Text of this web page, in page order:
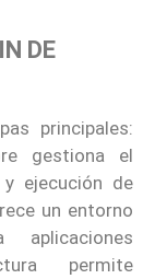
DE
principales:
gestiona el
ejecución de
un entorno
permite